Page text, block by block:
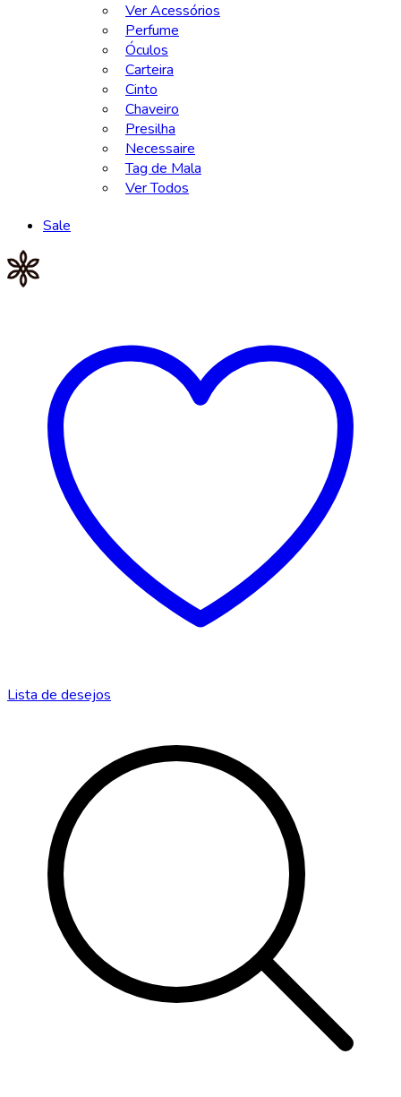
Ver Acessórios
Perfume
Óculos
Carteira
Cinto
Chaveiro
Presilha
Necessaire
Tag de Mala
Ver Todos
Sale
Lista de desejos